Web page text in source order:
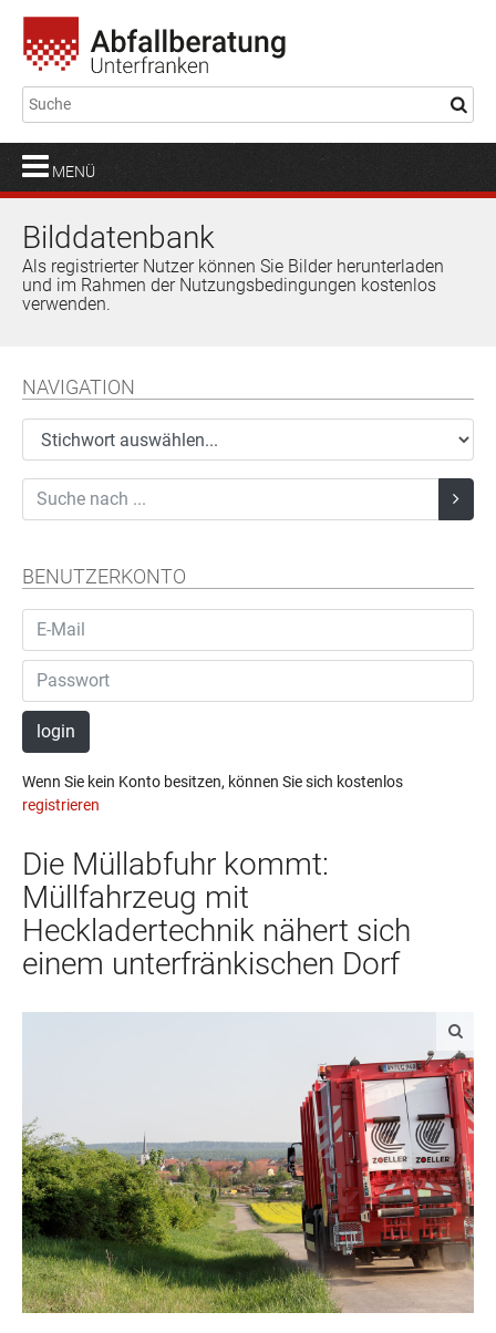
MENÜ
Bilddatenbank
Als registrierter Nutzer können Sie Bilder herunterladen
und im Rahmen der Nutzungsbedingungen kostenlos
verwenden.
NAVIGATION
BENUTZERKONTO
login
Wenn Sie kein Konto besitzen, können Sie sich kostenlos
registrieren
Die Müllabfuhr kommt:
Müllfahrzeug mit
Heckladertechnik nähert sich
einem unterfränkischen Dorf